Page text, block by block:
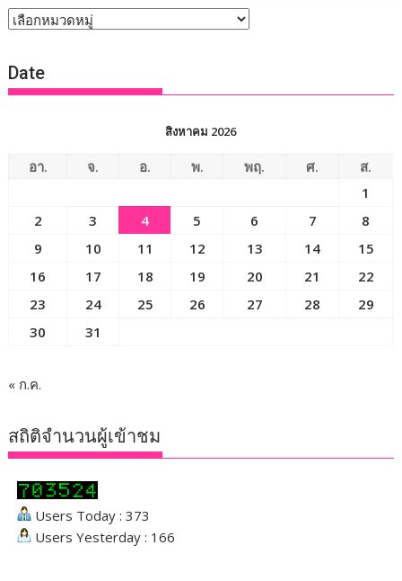
หัวข้อ
Date
สิงหาคม 2026
อา. จ. อ. พ. พฤ. ศ.
ส.
1
2
3 4 5 6 7
8
9
10 11 12 13 14
15
16
17 18 19 20 21
22
23
24 25 26 27 28
29
30
31
« ก.ค.
สถิติจำนวนผู้เข้าชม
Users Today : 373
Users Yesterday : 166